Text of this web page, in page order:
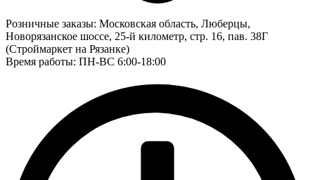
Розничные заказы: Московская область, Люберцы,
Новорязанское шоссе, 25-й километр, стр. 16, пав. 38Г
(Строймаркет на Рязанке)
Время работы: ПН-ВС 6:00-18:00